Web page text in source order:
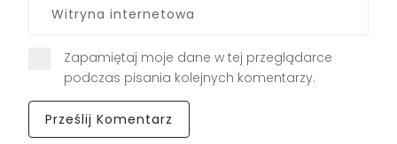
Zapamiętaj moje dane w tej przeglądarce
podczas pisania kolejnych komentarzy.